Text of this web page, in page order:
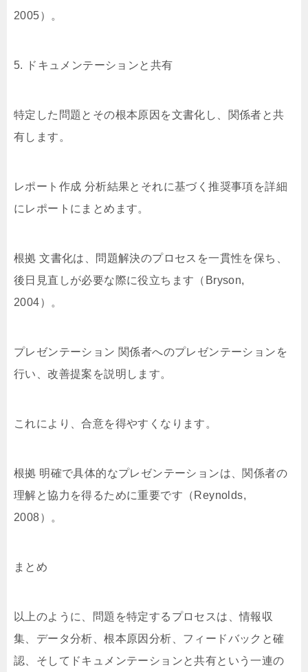
2005）。
5. ドキュメンテーションと共有
特定した問題とその根本原因を文書化し、関係者と共
有します。
レポート作成 分析結果とそれに基づく推奨事項を詳細
にレポートにまとめます。
根拠 文書化は、問題解決のプロセスを一貫性を保ち、
後日見直しが必要な際に役立ちます（Bryson,
2004）。
プレゼンテーション 関係者へのプレゼンテーションを
行い、改善提案を説明します。
これにより、合意を得やすくなります。
根拠 明確で具体的なプレゼンテーションは、関係者の
理解と協力を得るために重要です（Reynolds,
2008）。
まとめ
以上のように、問題を特定するプロセスは、情報収
集、データ分析、根本原因分析、フィードバックと確
認、そしてドキュメンテーションと共有という一連の